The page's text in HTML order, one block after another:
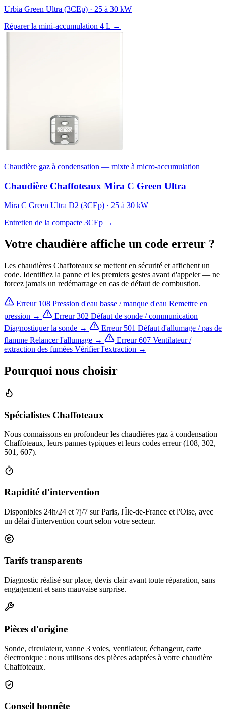
Urbia Green Ultra (3CEp) · 25 à 30 kW
Réparer la mini-accumulation 4 L →
Chaudière gaz à condensation — mixte à micro-accumulation
Chaudière Chaffoteaux Mira C Green Ultra
Mira C Green Ultra D2 (3CEp) · 25 à 30 kW
Entretien de la compacte 3CEp →
Votre chaudière affiche un code erreur ?
Les chaudières Chaffoteaux se mettent en sécurité et affichent un
code. Identifiez la panne et les premiers gestes avant d'appeler — ne
forcez jamais un redémarrage en cas de défaut de combustion.
Erreur 108 Pression d'eau basse / manque d'eau Remettre en
pression →
Erreur 302 Défaut de sonde / communication
Diagnostiquer la sonde →
Erreur 501 Défaut d'allumage / pas de
flamme Relancer l'allumage → Erreur 607 Ventilateur /
extraction des fumées Vérifier l'extraction →
Pourquoi nous choisir
Spécialistes Chaffoteaux
Nous connaissons en profondeur les chaudières gaz à condensation
Chaffoteaux, leurs pannes typiques et leurs codes erreur (108, 302,
501, 607).
Rapidité d'intervention
Disponibles 24h/24 et 7j/7 sur Paris, l'Île-de-France et l'Oise, avec
un délai d'intervention court selon votre secteur.
Tarifs transparents
Diagnostic réalisé sur place, devis clair avant toute réparation, sans
engagement et sans mauvaise surprise.
Pièces d'origine
Sonde, circulateur, vanne 3 voies, ventilateur, échangeur, carte
électronique : nous utilisons des pièces adaptées à votre chaudière
Chaffoteaux.
Conseil honnête